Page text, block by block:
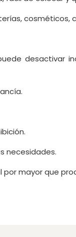
cosméticos,
desactivar
necesidades.
mayor que